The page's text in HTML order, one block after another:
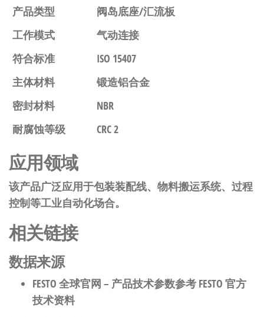
产品类型
阀岛底座/汇流板
工作模式
气动连接
符合标准
ISO 15407
主体材料
锻造铝合金
密封材料
NBR
耐腐蚀等级
CRC 2
应用领域
该产品广泛应用于包装装配线、物料搬运系统、过程
控制等工业自动化场合。
相关链接
数据来源
FESTO 全球官网 – 产品技术参数参考 FESTO 官方
技术资料